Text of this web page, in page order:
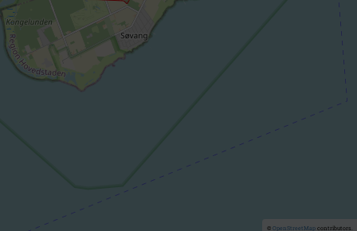
© OpenStreetMapcontributors.